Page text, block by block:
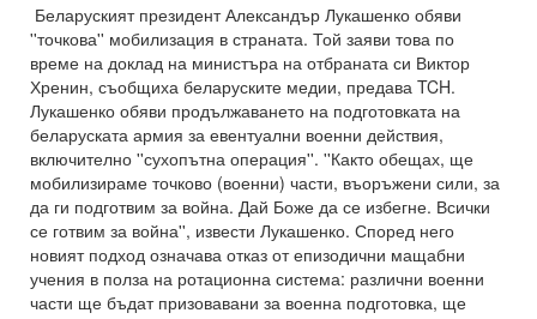
Беларуският президент Александър Лукашенко обяви
''точкова'' мобилизация в страната. Той заяви това по
време на доклад на министъра на отбраната си Виктор
Хренин, съобщиха беларуските медии, предава TCH.
Лукашенко обяви продължаването на подготовката на
беларуската армия за евентуални военни действия,
включително ''сухопътна операция''. ''Както обещах, ще
мобилизираме точково (военни) части, въоръжени сили, за
да ги подготвим за война. Дай Боже да се избегне. Всички
се готвим за война'', извести Лукашенко. Според него
новият подход означава отказ от епизодични мащабни
учения в полза на ротационна система: различни военни
части ще бъдат призовавани за военна подготовка, ще